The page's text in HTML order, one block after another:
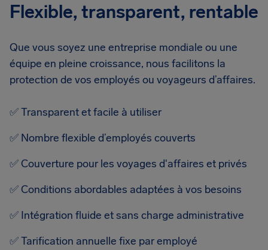
Flexible, transparent, rentable
Que vous soyez une entreprise mondiale ou une
équipe en pleine croissance, nous facilitons la
protection de vos employés ou voyageurs d’affaires.
✅Transparent et facile à utiliser
✅ Nombre flexible d’employés couverts
✅Couverture pour les voyages d'affaires et privés
✅Conditions abordables adaptées à vos besoins
✅ Intégration fluide et sans charge administrative
✅Tarification annuelle fixe par employé